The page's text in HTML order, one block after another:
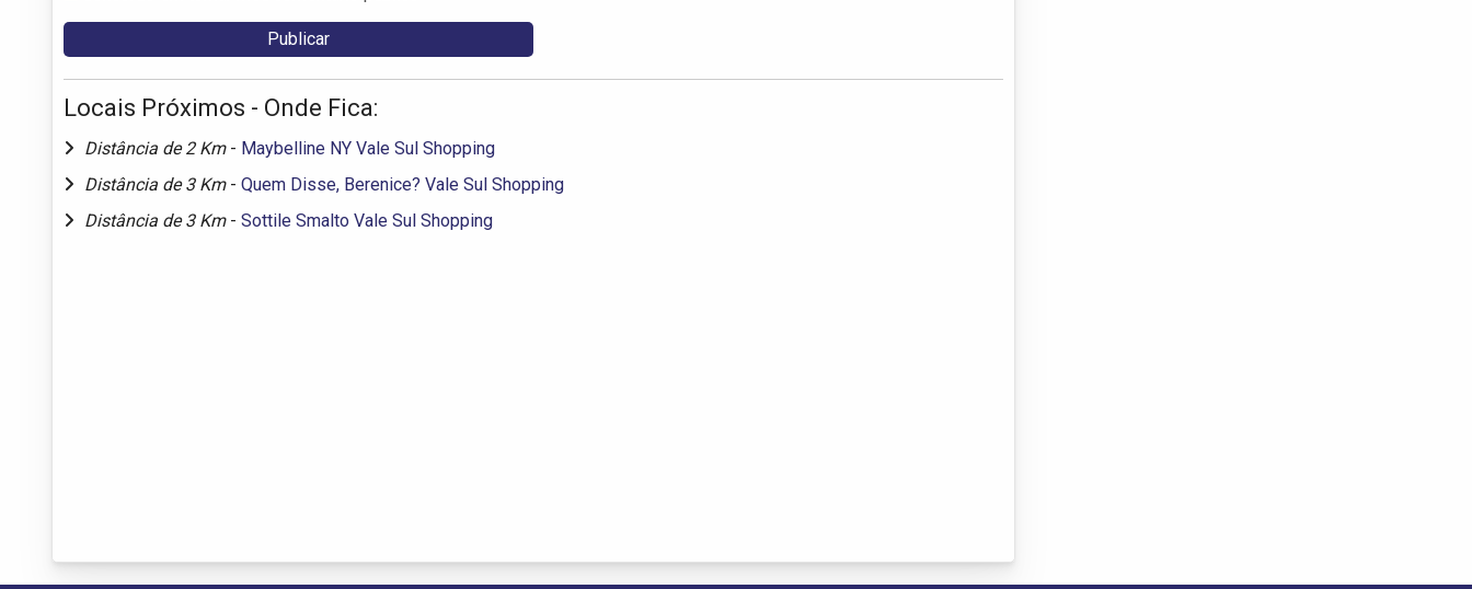
Locais Próximos - Onde Fica:
Distância de 2 Km - Maybelline NY Vale Sul Shopping
Distância de 3 Km - Quem Disse, Berenice? Vale Sul Shopping
Distância de 3 Km - Sottile Smalto Vale Sul Shopping